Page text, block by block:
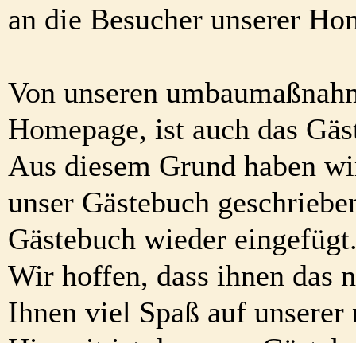
an die Besucher unserer
Von unseren
Homepage, ist auch das
Aus diesem Grund haben
unser Gästebuch
Gästebuch wieder
Wir hoffen, dass ihnen das
Ihnen viel Spaß auf unserer